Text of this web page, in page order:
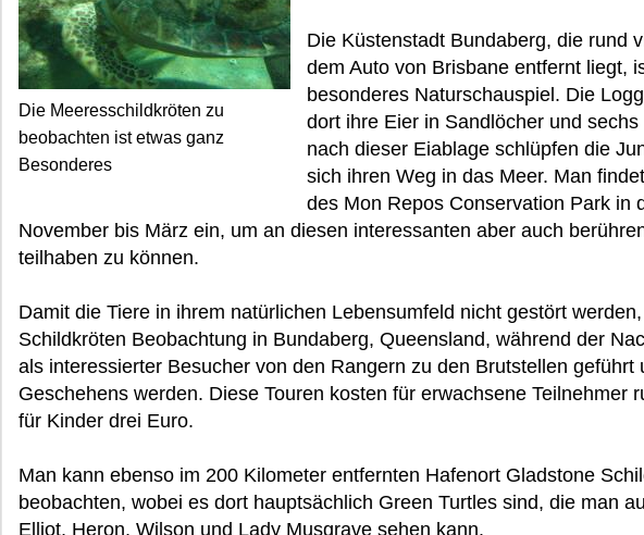
Die Meeresschildkröten zu
beobachten ist etwas ganz
Besonderes
Die Küstenstadt Bundaberg, die rund
dem Auto von Brisbane entfernt liegt,
besonderes Naturschauspiel. Die
dort ihre Eier in Sandlöcher und
nach dieser Eiablage schlüpfen die
sich ihren Weg in das Meer. Man
des Mon Repos Conservation Park in
November bis März ein, um an diesen interessanten aber auch
teilhaben zu können.
Damit die Tiere in ihrem natürlichen Lebensumfeld nicht gestört
Schildkröten Beobachtung in Bundaberg, Queensland, während der
als interessierter Besucher von den Rangern zu den Brutstellen geführt
Geschehens werden. Diese Touren kosten für erwachsene Teilnehmer
für Kinder drei Euro.
Man kann ebenso im 200 Kilometer entfernten Hafenort Gladstone
beobachten, wobei es dort hauptsächlich Green Turtles sind, die man
Elliot, Heron, Wilson und Lady Musgrave sehen kann.